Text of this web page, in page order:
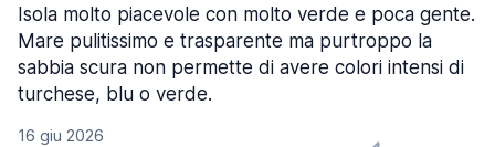
16 giu 2026
Isola molto piacevole con molto verde e poca gente.
Mare pulitissimo e trasparente ma purtroppo la
sabbia scura non permette di avere colori intensi di
turchese, blu o verde.